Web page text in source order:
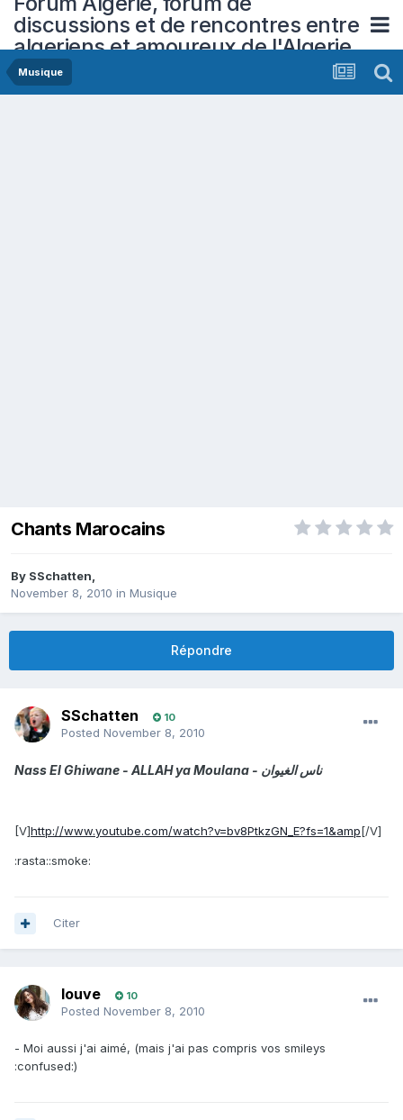
discussions et de rencontres entre
algeriens et amoureux de l'Algerie
Musique
Chants Marocains
By SSchatten,
November 8, 2010 in Musique
Répondre
SSchatten 10
Posted November 8, 2010
Nass El Ghiwane - ALLAH ya Moulana - ناس الغيوان
[V]http://www.youtube.com/watch?v=bv8PtkzGN_E?fs=1&amp[/V]
:rasta::smoke:
Citer
louve 10
Posted November 8, 2010
- Moi aussi j'ai aimé, (mais j'ai pas compris vos smileys
:confused:)